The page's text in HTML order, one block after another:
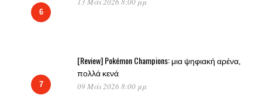
6
7
[Review] Pokémon Champions: μια ψηφιακή αρένα,
πολλά κενά
09 Μάι 2026 8:00 μμ